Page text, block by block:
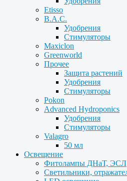
Etisso
B.A.C.
Удобрения
Стимуляторы
Maxiclon
Greenworld
Прочее
Защита растений
Удобрения
Стимуляторы
Pokon
Advanced Hydroponics
Удобрения
Стимуляторы
Valagro
50 мл
Освещение
Фитолампы ДНаТ, ЭСЛ
Светильники,